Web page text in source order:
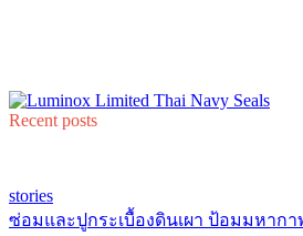
Recent posts
stories
ซ่อมและปูกระเบื้องดินเผา ป้อมมหาก